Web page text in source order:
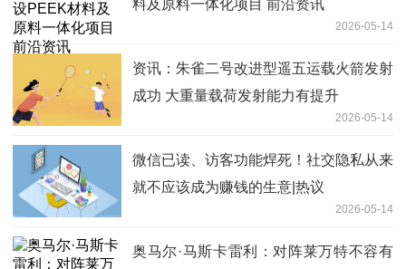
料及原料一体化项目 前沿资讯
2026-05-14
资讯：朱雀二号改进型遥五运载火箭发射
成功 大重量载荷发射能力有提升
2026-05-14
微信已读、访客功能焊死！社交隐私从来
就不应该成为赚钱的生意|热议
2026-05-14
奥马尔·马斯卡雷利：对阵莱万特不容有